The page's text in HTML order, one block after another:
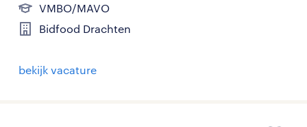
VMBO/MAVO
Bidfood Drachten
bekijk vacature